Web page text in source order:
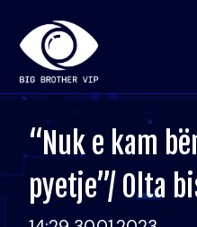
“Nuk e kam
pyetje”/ Olta